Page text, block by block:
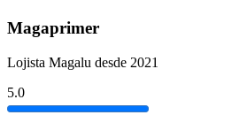
Magaprimer
Lojista Magalu desde 2021
5.0